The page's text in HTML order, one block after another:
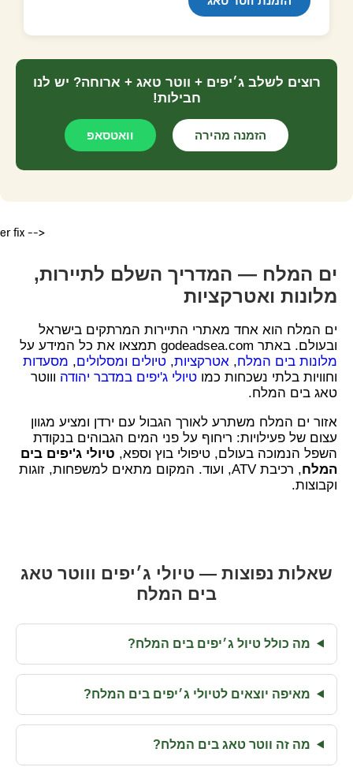
רוצים לשלב ג׳יפים + ווטר טאג + ארוחה? יש לנו
חבילות!
הזמנה מהירה וואטסאפ
er fix -->
ים המלח — המדריך השלם לתיירות,
מלונות ואטרקציות
ים המלח הוא אחד מאתרי התיירות המרתקים בישראל
ובעולם. באתר godeadsea.com תמצאו את כל המידע על
מלונות בים המלח, אטרקציות, טיולים ומסלולים, מסעדות
וחוויות בלתי נשכחות כמו טיולי ג'יפים במדבר יהודה וווטר
טאג בים המלח.
אזור ים המלח משתרע לאורך הגבול עם ירדן ומציע מגוון
עצום של פעילויות: ריחוף על פני המים הגבוהים בנקודת
השפל הנמוכה בעולם, טיפולי בוץ וספא, טיולי ג'יפים בים
המלח
, רכיבת ATV, ועוד. המקום מתאים למשפחות, זוגות
וקבוצות.
שאלות נפוצות — טיולי ג׳יפים וווטר טאג
בים המלח
מה כולל טיול ג׳יפים בים המלח?
מאיפה יוצאים לטיולי ג׳יפים בים המלח?
מה זה ווטר טאג בים המלח?